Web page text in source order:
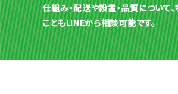
仕組み・配送や設置・品質について、
こともLINEから相談可能です。